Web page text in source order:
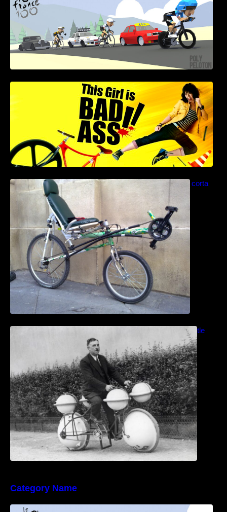
This Girl Is Badass – Escena lucha en bici
Como construir una bicicleta reclinada corta
paso a paso
Bicicletas anfibias: Del Cyclomer al Shuttle
Bike Kit
Category Name